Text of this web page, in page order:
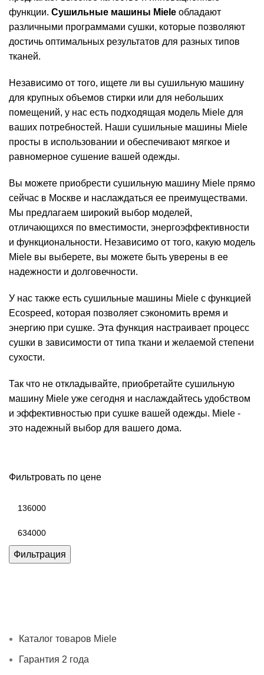
Фильтровать по цене
Фильтрация
функции. Сушильные машины Miele обладают
различными программами сушки, которые позволяют
достичь оптимальных результатов для разных типов
тканей.
Независимо от того, ищете ли вы сушильную машину
для крупных объемов стирки или для небольших
помещений, у нас есть подходящая модель Miele для
ваших потребностей. Наши сушильные машины Miele
просты в использовании и обеспечивают мягкое и
равномерное сушение вашей одежды.
Вы можете приобрести сушильную машину Miele прямо
сейчас в Москве и наслаждаться ее преимуществами.
Мы предлагаем широкий выбор моделей,
отличающихся по вместимости, энергоэффективности
и функциональности. Независимо от того, какую модель
Miele вы выберете, вы можете быть уверены в ее
надежности и долговечности.
У нас также есть сушильные машины Miele с функцией
Ecospeed, которая позволяет сэкономить время и
энергию при сушке. Эта функция настраивает процесс
сушки в зависимости от типа ткани и желаемой степени
сухости.
Так что не откладывайте, приобретайте сушильную
машину Miele уже сегодня и наслаждайтесь удобством
и эффективностью при сушке вашей одежды. Miele -
это надежный выбор для вашего дома.
Каталог товаров Miele
Гарантия 2 года